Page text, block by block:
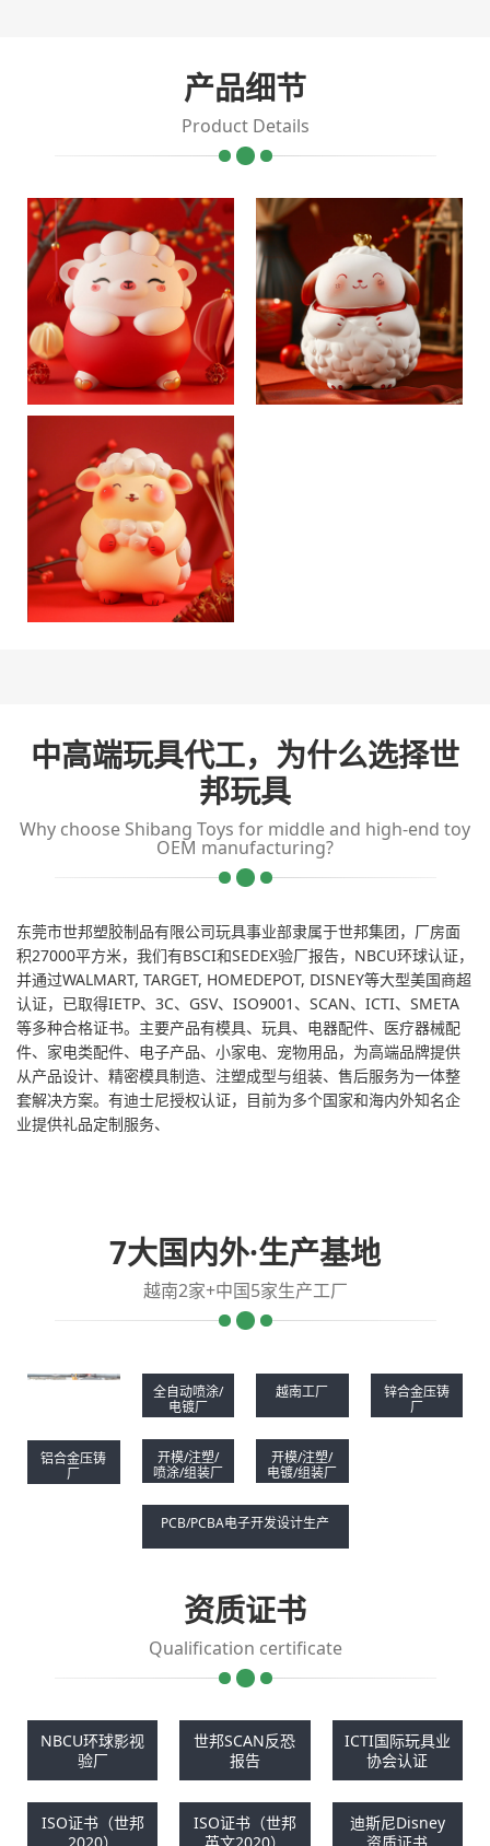
产品细节
Product Details
中高端玩具代工，为什么选择世
邦玩具
Why choose Shibang Toys for middle and high-end toy
OEM manufacturing?
东莞市世邦塑胶制品有限公司玩具事业部隶属于世邦集团，厂房面
积27000平方米，我们有BSCI和SEDEX验厂报告，NBCU环球认证，
并通过WALMART, TARGET, HOMEDEPOT, DISNEY等大型美国商超
认证，已取得IETP、3C、GSV、ISO9001、SCAN、ICTI、SMETA
等多种合格证书。主要产品有模具、玩具、电器配件、医疗器械配
件、家电类配件、电子产品、小家电、宠物用品，为高端品牌提供
从产品设计、精密模具制造、注塑成型与组装、售后服务为一体整
套解决方案。有迪士尼授权认证，目前为多个国家和海内外知名企
业提供礼品定制服务、
7大国内外·生产基地
越南2家+中国5家生产工厂
铝合金压铸
厂
全自动喷涂/
电镀厂
越南工厂
锌合金压铸
厂
开模/注塑/
喷涂/组装厂
开模/注塑/
电镀/组装厂
PCB/PCBA电子开发设计生产
资质证书
Qualification certificate
NBCU环球影视
验厂
世邦SCAN反恐
报告
ICTI国际玩具业
协会认证
ISO证书（世邦
ISO证书（世邦
迪斯尼Disney